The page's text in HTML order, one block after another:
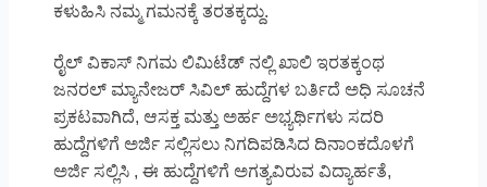
ಕಳುಹಿಸಿ ನಮ್ಮ ಗಮನಕ್ಕೆ ತರತಕ್ಕದ್ದು.
ರೈಲ್ ವಿಕಾಸ್ ನಿಗಮ ಲಿಮಿಟೆಡ್ ನಲ್ಲಿ ಖಾಲಿ ಇರತಕ್ಕಂಥ
ಜನರಲ್ ಮ್ಯಾನೇಜರ್ ಸಿವಿಲ್ ಹುದ್ದೆಗಳ ಬರ್ತಿದೆ ಅಧಿ ಸೂಚನೆ
ಪ್ರಕಟವಾಗಿದೆ, ಆಸಕ್ತ ಮತ್ತು ಅರ್ಹ ಅಭ್ಯರ್ಥಿಗಳು ಸದರಿ
ಹುದ್ದೆಗಳಿಗೆ ಅರ್ಜಿ ಸಲ್ಲಿಸಲು ನಿಗದಿಪಡಿಸಿದ ದಿನಾಂಕದೊಳಗೆ
ಅರ್ಜಿ ಸಲ್ಲಿಸಿ , ಈ ಹುದ್ದೆಗಳಿಗೆ ಅಗತ್ಯವಿರುವ ವಿದ್ಯಾರ್ಹತೆ,